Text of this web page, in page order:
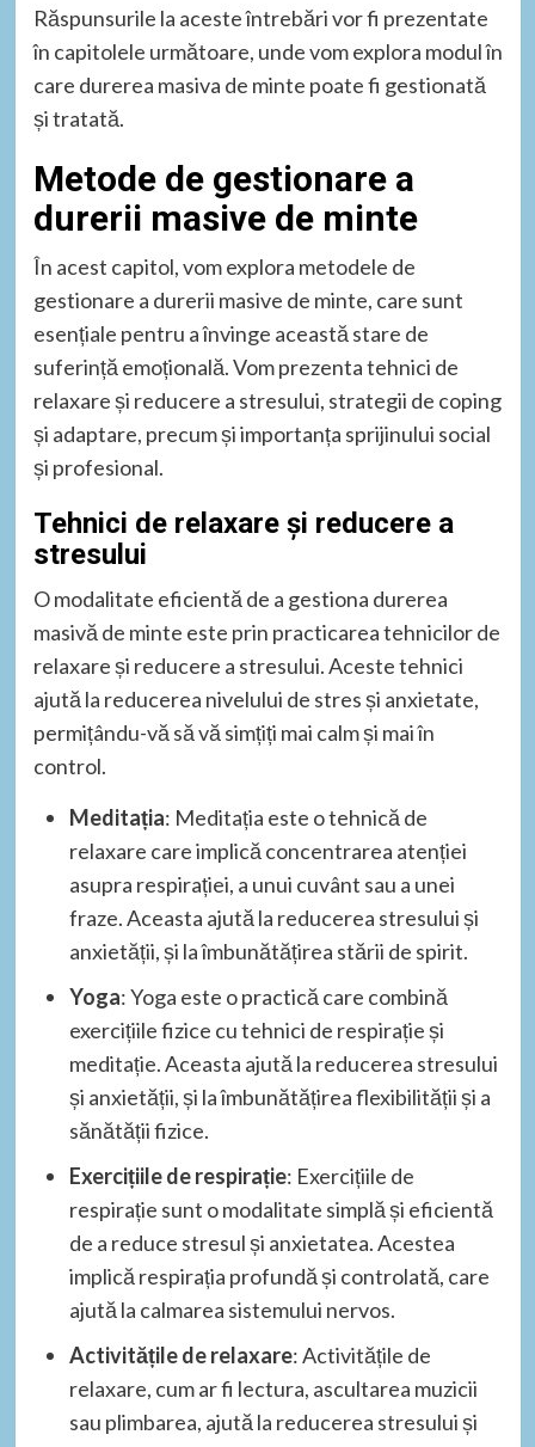
Răspunsurile la aceste întrebări vor fi prezentate
în capitolele următoare, unde vom explora modul în
care durerea masiva de minte poate fi gestionată
și tratată.
Metode de gestionare a
durerii masive de minte
În acest capitol, vom explora metodele de
gestionare a durerii masive de minte, care sunt
esențiale pentru a învinge această stare de
suferință emoțională. Vom prezenta tehnici de
relaxare și reducere a stresului, strategii de coping
și adaptare, precum și importanța sprijinului social
și profesional.
Tehnici de relaxare și reducere a
stresului
O modalitate eficientă de a gestiona durerea
masivă de minte este prin practicarea tehnicilor de
relaxare și reducere a stresului. Aceste tehnici
ajută la reducerea nivelului de stres și anxietate,
permițându-vă să vă simțiți mai calm și mai în
control.
Meditația: Meditația este o tehnică de
relaxare care implică concentrarea atenției
asupra respirației, a unui cuvânt sau a unei
fraze. Aceasta ajută la reducerea stresului și
anxietății, și la îmbunătățirea stării de spirit.
Yoga: Yoga este o practică care combină
exercițiile fizice cu tehnici de respirație și
meditație. Aceasta ajută la reducerea stresului
și anxietății, și la îmbunătățirea flexibilității și a
sănătății fizice.
Exercițiile de respirație: Exercițiile de
respirație sunt o modalitate simplă și eficientă
de a reduce stresul și anxietatea. Acestea
implică respirația profundă și controlată, care
ajută la calmarea sistemului nervos.
Activitățile de relaxare: Activitățile de
relaxare, cum ar fi lectura, ascultarea muzicii
sau plimbarea, ajută la reducerea stresului și